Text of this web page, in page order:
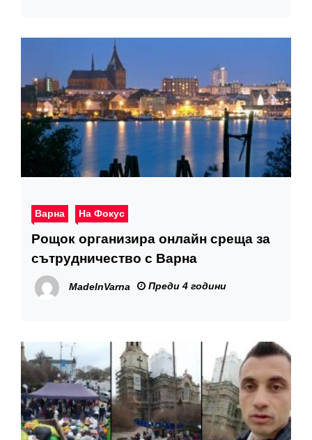
Варна На Фокус
Рощок организира онлайн среща за
сътрудничество с Варна
MadeInVarna Преди 4 години